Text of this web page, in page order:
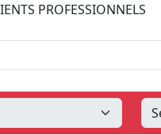
PROFESSIONNELS